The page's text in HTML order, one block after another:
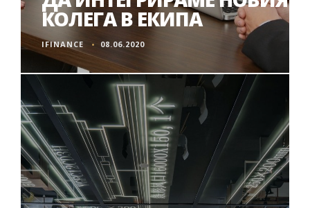
КОЛЕГА В ЕКИПА
IFINANCE 08.06.2020